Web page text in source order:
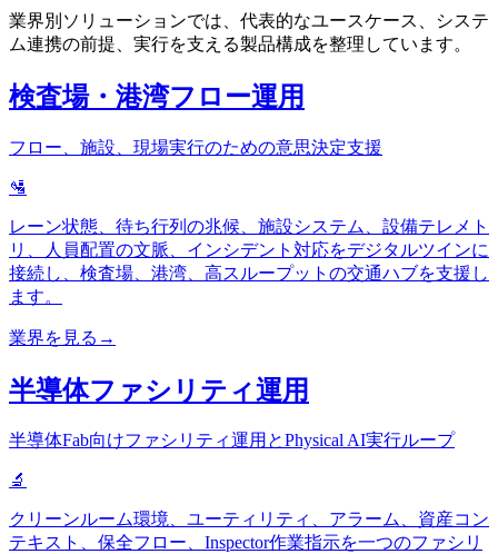
業界別ソリューションでは、代表的なユースケース、システ
ム連携の前提、実行を支える製品構成を整理しています。
検査場・港湾フロー運用
フロー、施設、現場実行のための意思決定支援
🛂
レーン状態、待ち行列の兆候、施設システム、設備テレメト
リ、人員配置の文脈、インシデント対応をデジタルツインに
接続し、検査場、港湾、高スループットの交通ハブを支援し
ます。
業界を見る →
半導体ファシリティ運用
半導体Fab向けファシリティ運用とPhysical AI実行ループ
🔬
クリーンルーム環境、ユーティリティ、アラーム、資産コン
テキスト、保全フロー、Inspector作業指示を一つのファシリ